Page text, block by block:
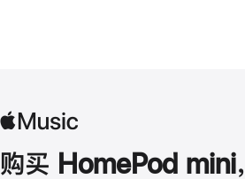
购买 HomePod mini，